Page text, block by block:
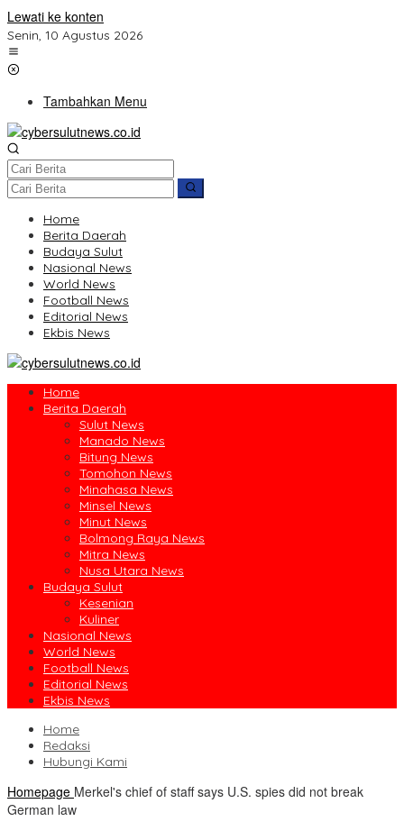
Lewati ke konten
Senin, 10 Agustus 2026
Tambahkan Menu
Home
Berita Daerah
Budaya Sulut
Nasional News
World News
Football News
Editorial News
Ekbis News
Home
Berita Daerah
Sulut News
Manado News
Bitung News
Tomohon News
Minahasa News
Minsel News
Minut News
Bolmong Raya News
Mitra News
Nusa Utara News
Budaya Sulut
Kesenian
Kuliner
Nasional News
World News
Football News
Editorial News
Ekbis News
Home
Redaksi
Hubungi Kami
Homepage Merkel's chief of staff says U.S. spies did not break
German law